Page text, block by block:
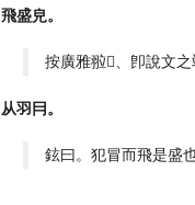
飛盛皃。
按廣雅翋𦑶、卽說文之
从羽冃。
鉉曰。犯冒而飛是盛